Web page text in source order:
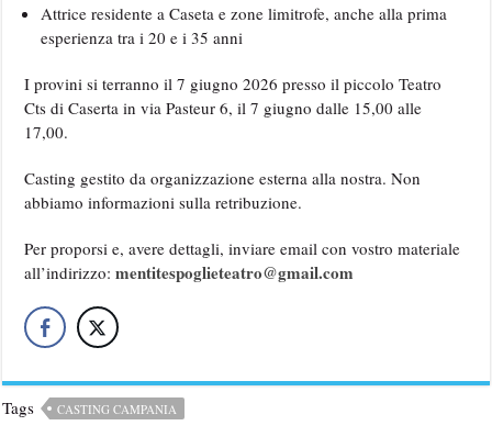
Attrice residente a Caseta e zone limitrofe, anche alla prima
esperienza tra i 20 e i 35 anni
I provini si terranno il 7 giugno 2026 presso il piccolo Teatro
Cts di Caserta in via Pasteur 6, il 7 giugno dalle 15,00 alle
17,00.
Casting gestito da organizzazione esterna alla nostra. Non
abbiamo informazioni sulla retribuzione.
Per proporsi e, avere dettagli, inviare email con vostro materiale
all’indirizzo: mentitespoglieteatro@gmail.com
Tags CASTING CAMPANIA